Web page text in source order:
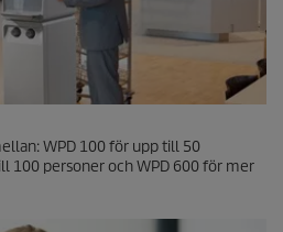
WPD 100 för upp till 50
100 personer och WPD 600 för mer